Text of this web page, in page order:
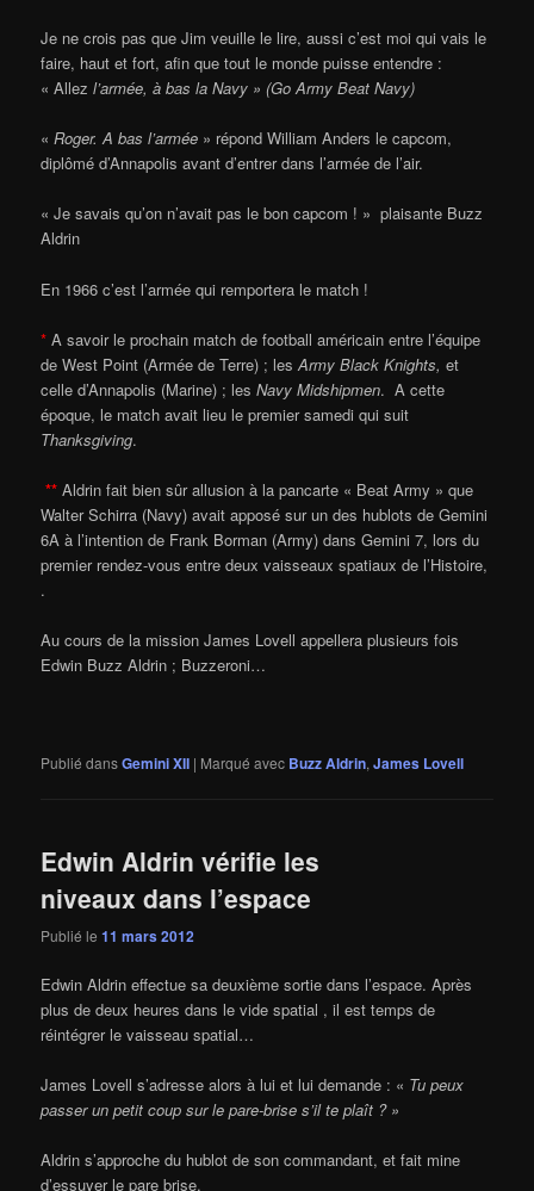
Je ne crois pas que Jim veuille le lire, aussi c’est moi qui vais le
faire, haut et fort, afin que tout le monde puisse entendre :
« Allez l’armée, à bas la Navy » (Go Army Beat Navy)
«Roger. A bas l’armée » répond William Anders le capcom,
diplômé d’Annapolis avant d’entrer dans l’armée de l’air.
« Je savais qu’on n’avait pas le bon capcom ! » plaisante Buzz
Aldrin
En 1966 c’est l’armée qui remportera le match !
* A savoir le prochain match de football américain entre l’équipe
de West Point (Armée de Terre) ; lesArmy Black Knights, et
celle d’Annapolis (Marine) ; lesNavy Midshipmen. A cette
époque, le match avait lieu le premier samedi qui suit
Thanksgiving.
** Aldrin fait bien sûr allusion à la pancarte « Beat Army » que
Walter Schirra (Navy) avait apposé sur un des hublots de Gemini
6A à l’intention de Frank Borman (Army) dans Gemini 7, lors du
premier rendez-vous entre deux vaisseaux spatiaux de l’Histoire,
.
Au cours de la mission James Lovell appellera plusieurs fois
Edwin Buzz Aldrin ; Buzzeroni…
Publié dansGemini XII | Marqué avec Buzz Aldrin,James Lovell
Edwin Aldrin vérifie les
niveaux dans l’espace
Publié le11 mars 2012
Edwin Aldrin effectue sa deuxième sortie dans l’espace. Après
plus de deux heures dans le vide spatial , il est temps de
réintégrer le vaisseau spatial…
James Lovell s’adresse alors à lui et lui demande : « Tu peux
passer un petit coup sur le pare-brise s’il te plaît ? »
Aldrin s’approche du hublot de son commandant, et fait mine
d’essuyer le pare brise.